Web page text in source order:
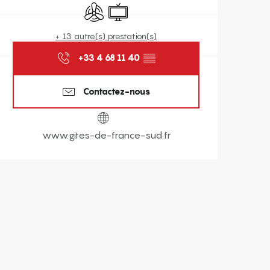
Air conditionné
Télévision
+ 13 autre(s) prestation(s)
+33 4 68 11 40 ▒▒
Contactez-nous
www.gites-de-france-sud.fr